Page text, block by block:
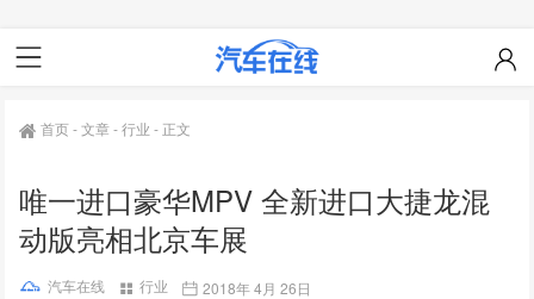
首页-文章-行业 - 正文
唯一进口豪华MPV 全新进口大捷龙混
动版亮相北京车展
汽车在线 行业 2018年 4月 26日